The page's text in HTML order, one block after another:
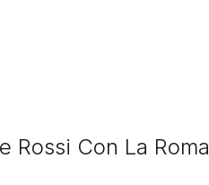
Rossi Con La Roma